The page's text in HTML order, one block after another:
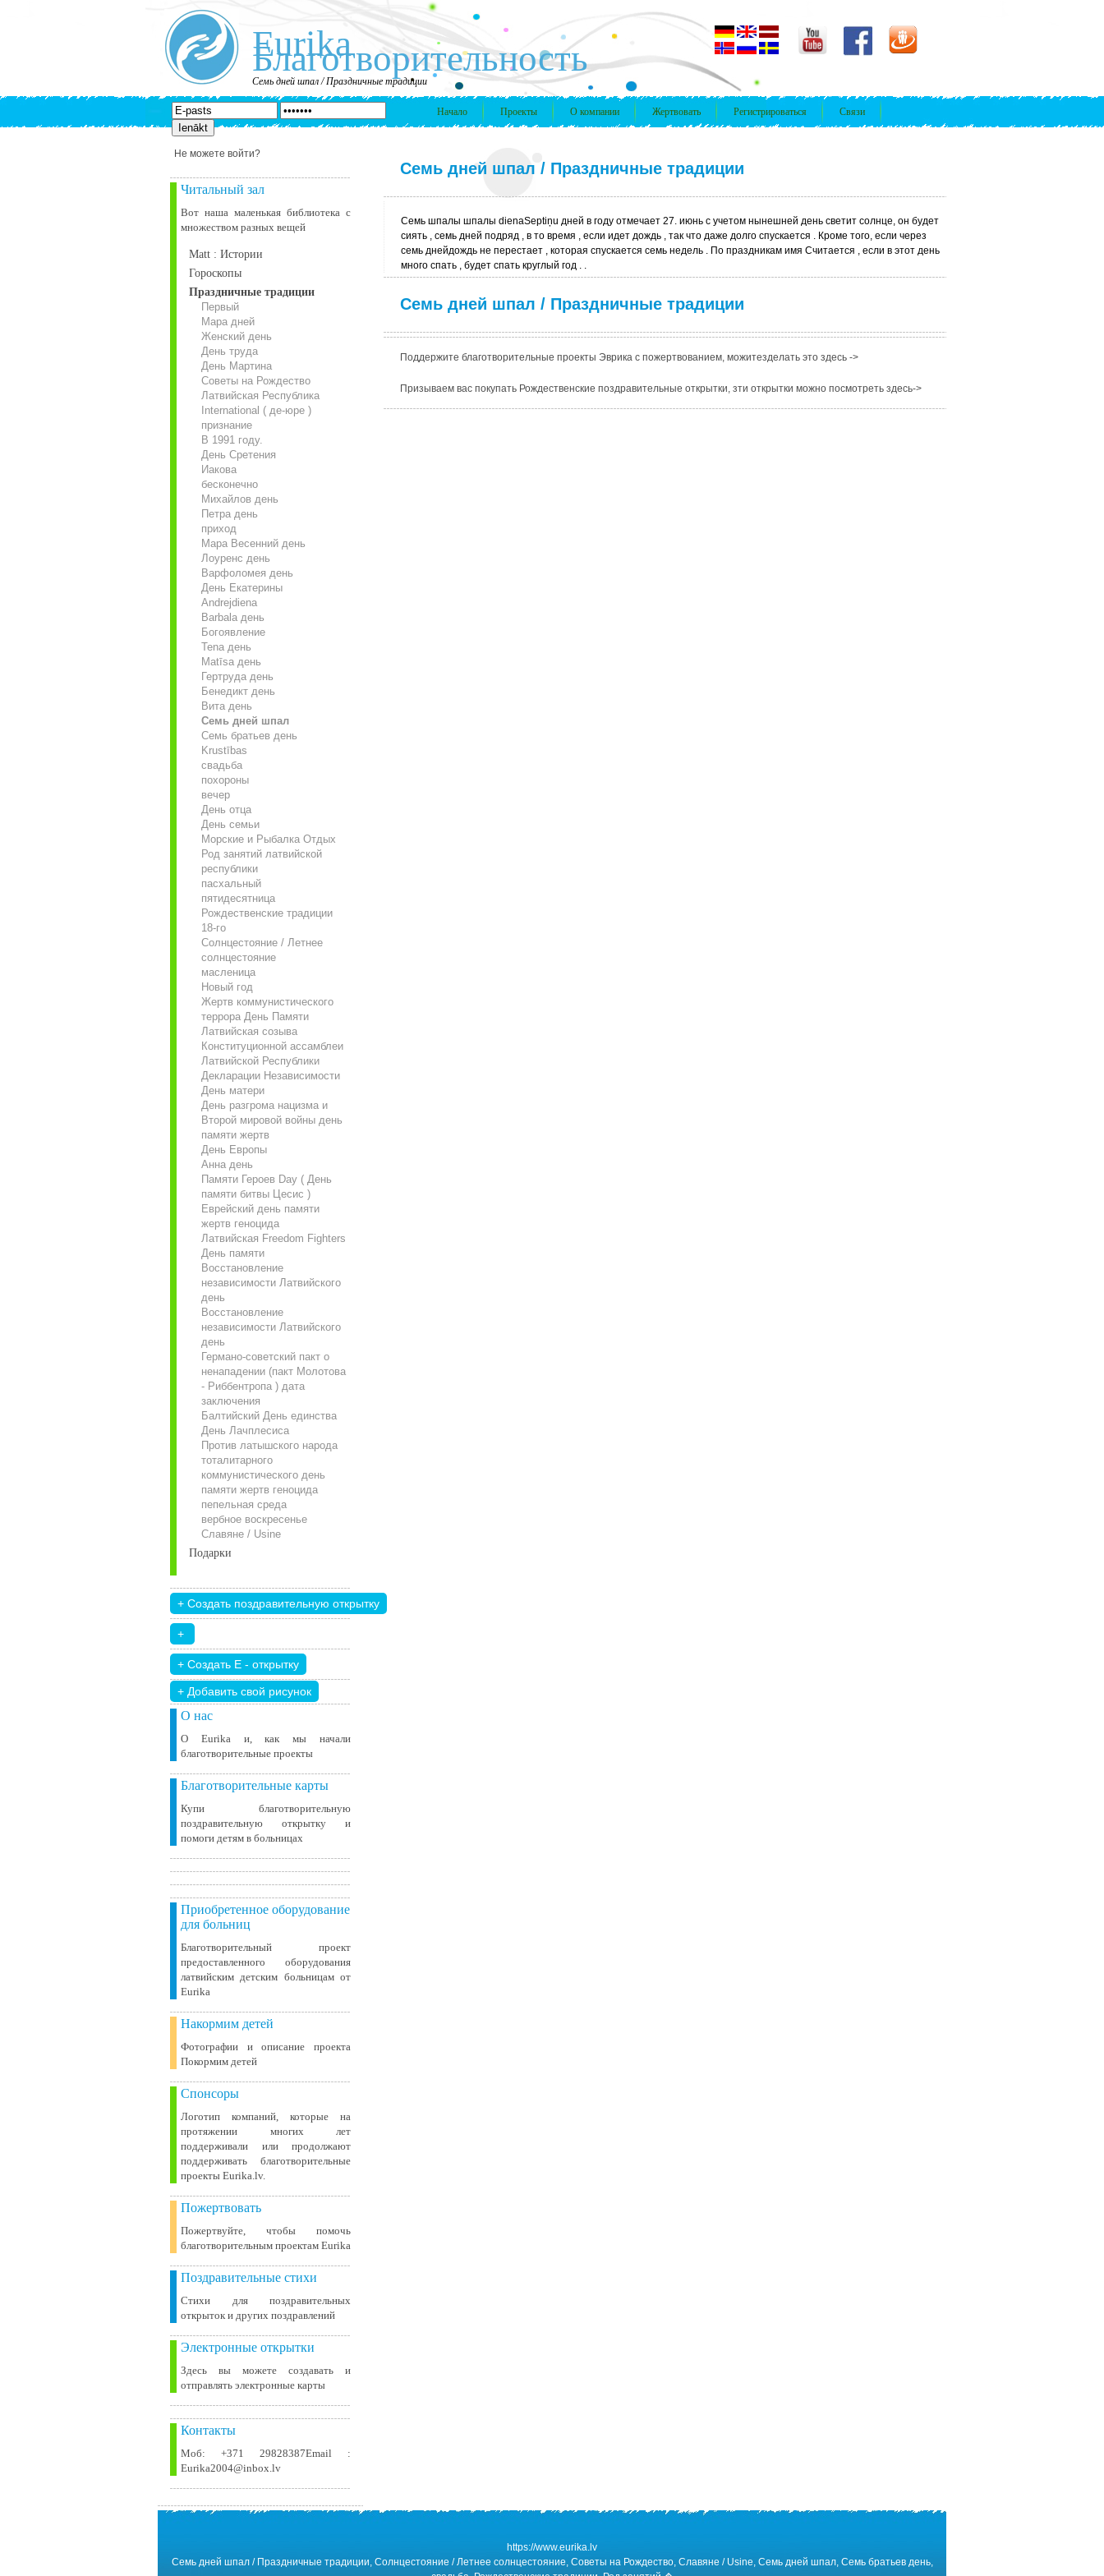
Eurika
Благотворительность
Семь дней шпал / Праздничные традиции
Начало Проекты О компании Жертвовать Регистрироваться Связи
Не можете войти?
Читальный зал
Вот наша маленькая библиотека c
множеством разных вещей
Matt : Истории
Гороскопы
Праздничные традиции
Первый
Мара дней
Женский день
День труда
День Мартина
Советы на Рождество
Латвийская Республика
International ( де-юре )
признание
В 1991 году.
День Сретения
Иакова
бесконечно
Михайлов день
Петра день
приход
Мара Весенний день
Лоуренс день
Варфоломея день
День Екатерины
Andrejdiena
Barbala день
Богоявление
Tena день
Matīsa день
Гертруда день
Бенедикт день
Вита день
Семь дней шпал
Семь братьев день
Krustības
свадьба
похороны
вечер
День отца
День семьи
Морские и Рыбалка Отдых
Род занятий латвийской
республики
пасхальный
пятидесятница
Рождественские традиции
18-го
Солнцестояние / Летнее
солнцестояние
масленица
Новый год
Жертв коммунистического
террора День Памяти
Латвийская созыва
Конституционной ассамблеи
Латвийской Республики
Декларации Независимости
День матери
День разгрома нацизма и
Второй мировой войны день
памяти жертв
День Европы
Анна день
Памяти Героев Day ( День
памяти битвы Цесис )
Еврейский день памяти
жертв геноцида
Латвийская Freedom Fighters
День памяти
Восстановление
независимости Латвийского
день
Восстановление
независимости Латвийского
день
Германо-советский пакт о
ненападении (пакт Молотова
- Риббентропа ) дата
заключения
Балтийский День единства
День Лачплесиса
Против латышского народа
тоталитарного
коммунистического день
памяти жертв геноцида
пепельная среда
вербное воскресенье
Славяне / Usine
Подарки
+ Добавить свой ​​рисунок
О нас
О Eurika и, как мы начали
благотворительные проекты
Благотворительные карты
Купи благотворительную
поздравительную открытку и
помоги детям в больницах
Приобретенное оборудование
для больниц
Благотворительный проект
предоставленного оборудования
латвийским детским больницам от
Eurika
Накормим детей
Фотографии и описание проекта
Покормим детей
Спонсоры
Логотип компаний, которые на
протяжении многих лет
поддерживали или продолжают
поддерживать благотворительные
проекты Eurika.lv.
Пожертвовать
Пожертвуйте, чтобы помочь
благотворительным проектам Eurika
Поздравительные стихи
Стихи для поздравительных
открыток и других поздравлений
Электронные открытки
Здесь вы можете создавать и
отправлять электронные карты
Контакты
Моб: +371 29828387Email :
Eurika2004@inbox.lv
Семь дней шпал / Праздничные традиции
Семь шпалы шпалы dienaSeptiņu дней в году отмечает 27. июнь с учетом нынешней день светит солнце, он будет
сиять , семь дней подряд , в то время , если идет дождь , так что даже долго спускается . Кроме того, если через
семь днейдождь не перестает , которая спускается семь недель . По праздникам имя Считается , если в этот день
много спать , будет спать круглый год . .
Семь дней шпал / Праздничные традиции
Поддержите благотворительные проекты Эврика с пожертвованием, можитезделать это здесь ->
Призываем вас покупать Рождественские поздравительные открытки, зти открытки можно посмотреть здесь->
https://www.eurika.lv
Семь дней шпал / Праздничные традиции, Солнцестояние / Летнее солнцестояние, Советы на Рождество, Славяне / Usine, Семь дней шпал, Семь братьев день,